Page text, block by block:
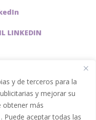
y de terceros para la
y mejorar su
obtener más
Puede aceptar todas las
LINKEDIN